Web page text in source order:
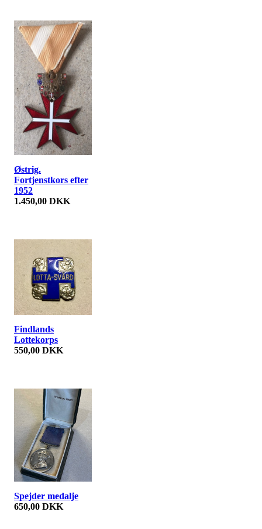
Østrig.
Fortjenstkors efter
1952
1.450,00 DKK
Findlands
Lottekorps
550,00 DKK
Spejder medalje
650,00 DKK